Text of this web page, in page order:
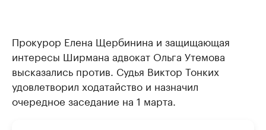
Прокурор Елена Щербинина и защищающая
интересы Ширмана адвокат Ольга Утемова
высказались против. Судья Виктор Тонких
удовлетворил ходатайство и назначил
очередное заседание на 1 марта.